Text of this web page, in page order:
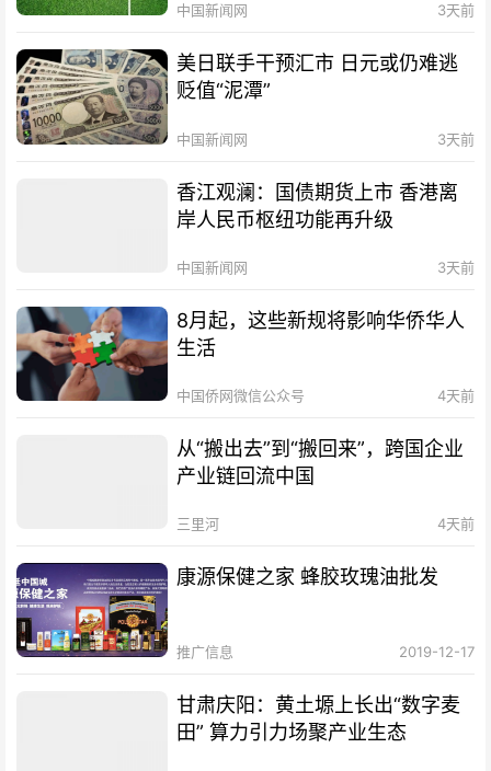
中国新闻网 3天前
美日联手干预汇市 日元或仍难逃
贬值“泥潭”
中国新闻网 3天前
香江观澜：国债期货上市 香港离
岸人民币枢纽功能再升级
中国新闻网 3天前
8月起，这些新规将影响华侨华人
生活
中国侨网微信公众号 4天前
从“搬出去”到“搬回来”，跨国企业
产业链回流中国
三里河 4天前
康源保健之家 蜂胶玫瑰油批发
推广信息 2019-12-17
甘肃庆阳：黄土塬上长出“数字麦
田” 算力引力场聚产业生态